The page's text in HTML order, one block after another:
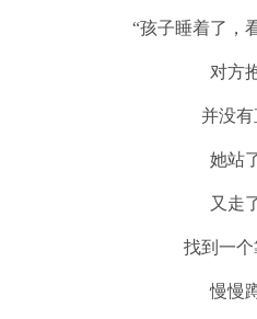
“孩子睡着了，
对方
并没
她站
又走
找到一
慢慢